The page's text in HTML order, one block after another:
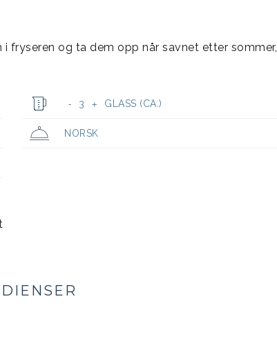
fryseren og ta dem opp når savnet etter sommer,
- 3 + GLASS (CA.)
NORSK